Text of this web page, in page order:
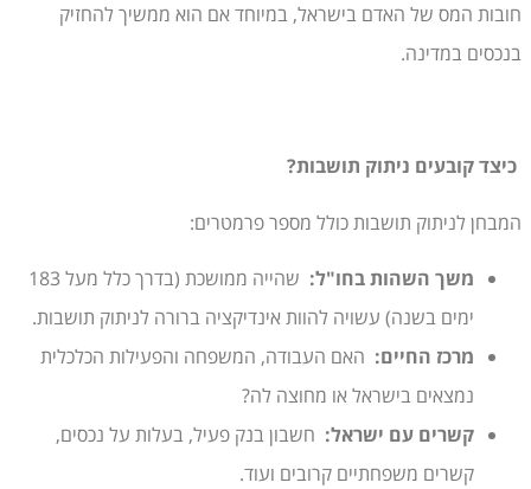
חובות המס של האדם בישראל, במיוחד אם הוא ממשיך להחזיק
בנכסים במדינה.
כיצד קובעים ניתוק תושבות?
המבחן לניתוק תושבות כולל מספר פרמטרים:
משך השהות בחו"ל:
שהייה ממושכת (בדרך כלל מעל 183
ימים בשנה) עשויה להוות אינדיקציה ברורה לניתוק תושבות.
מרכז החיים: האם העבודה, המשפחה והפעילות הכלכלית
נמצאים בישראל או מחוצה לה?
קשרים עם ישראל: חשבון בנק פעיל, בעלות על נכסים,
קשרים משפחתיים קרובים ועוד.